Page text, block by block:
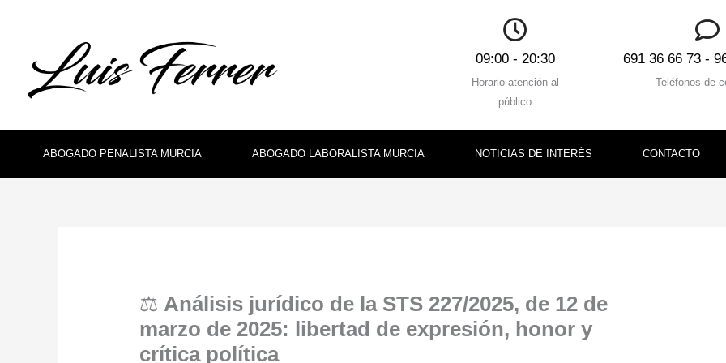
09:00 - 20:30
Horario atención al
público
691 36 66 73 -
Teléfonos de
ABOGADO PENALISTA MURCIA ABOGADO LABORALISTA MURCIA NOTICIAS DE INTERÉS CONTACTO
⚖️ Análisis jurídico de la STS 227/2025, de 12 de
marzo de 2025: libertad de expresión, honor y
crítica política